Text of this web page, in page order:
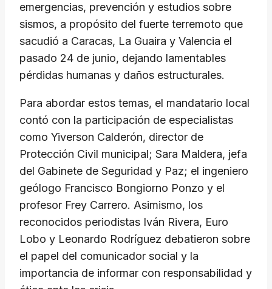
emergencias, prevención y estudios sobre
sismos, a propósito del fuerte terremoto que
sacudió a Caracas, La Guaira y Valencia el
pasado 24 de junio, dejando lamentables
pérdidas humanas y daños estructurales.
​Para abordar estos temas, el mandatario local
contó con la participación de especialistas
como Yiverson Calderón, director de
Protección Civil municipal; Sara Maldera, jefa
del Gabinete de Seguridad y Paz; el ingeniero
geólogo Francisco Bongiorno Ponzo y el
profesor Frey Carrero. Asimismo, los
reconocidos periodistas Iván Rivera, Euro
Lobo y Leonardo Rodríguez debatieron sobre
el papel del comunicador social y la
importancia de informar con responsabilidad y